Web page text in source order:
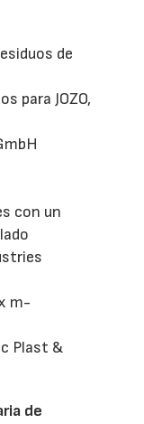
de
para JOZO,
con un
m-
Plast &
de